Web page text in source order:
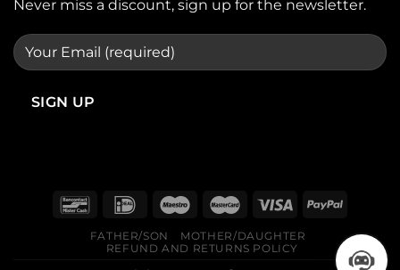
Never miss a discount, sign up for the newsletter.
FATHER/SON
MOTHER/DAUGHTER
REFUND AND RETURNS POLICY